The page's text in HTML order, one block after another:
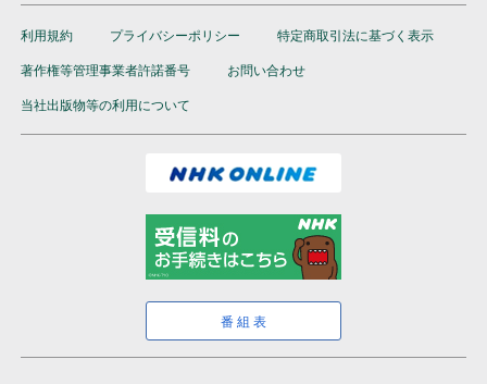
利用規約 プライバシーポリシー 特定商取引法に基づく表示
著作権等管理事業者許諾番号 お問い合わせ
当社出版物等の利用について
番組表